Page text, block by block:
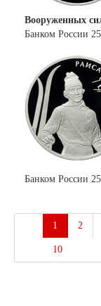
Вооруженных
Банком России
Банком России
1 2
10